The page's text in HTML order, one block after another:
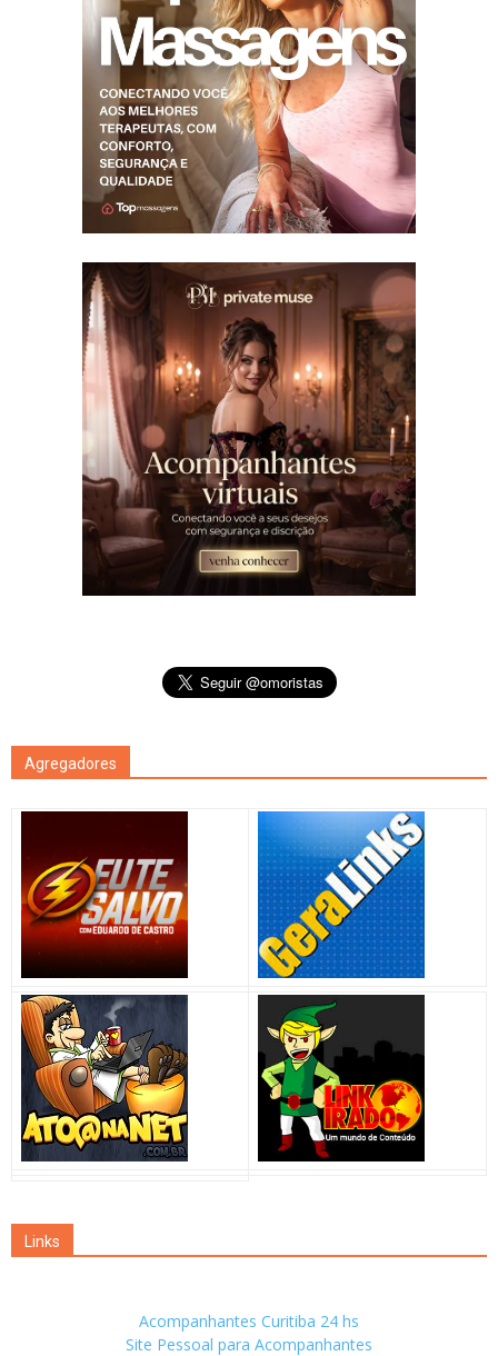
Agregadores
Links
Acompanhantes Curitiba 24 hs
Site Pessoal para Acompanhantes